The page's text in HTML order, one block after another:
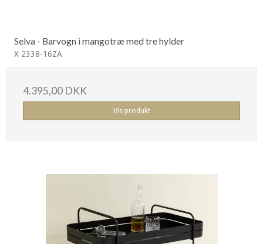
Selva - Barvogn i mangotræ med tre hylder
X 2338-16ZA
4.395,00 DKK
Vis produkt